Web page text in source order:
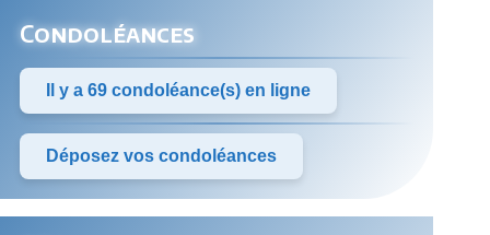
Condoléances
Il y a 69 condoléance(s) en ligne
Déposez vos condoléances